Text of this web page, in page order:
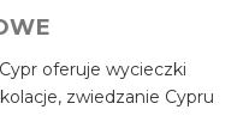
oferuje wycieczki
zwiedzanie Cypru